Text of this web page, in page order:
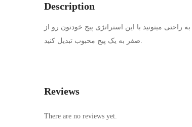
Description
بررسی میکنیم و به راحتی میتونید با این استراتژی پیج خودتون رو از
صفر به یک پیج محبوب تبدیل کنید.
Reviews
There are no reviews yet.